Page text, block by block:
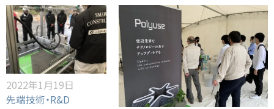
2022年1月19日
先端技術・R&D